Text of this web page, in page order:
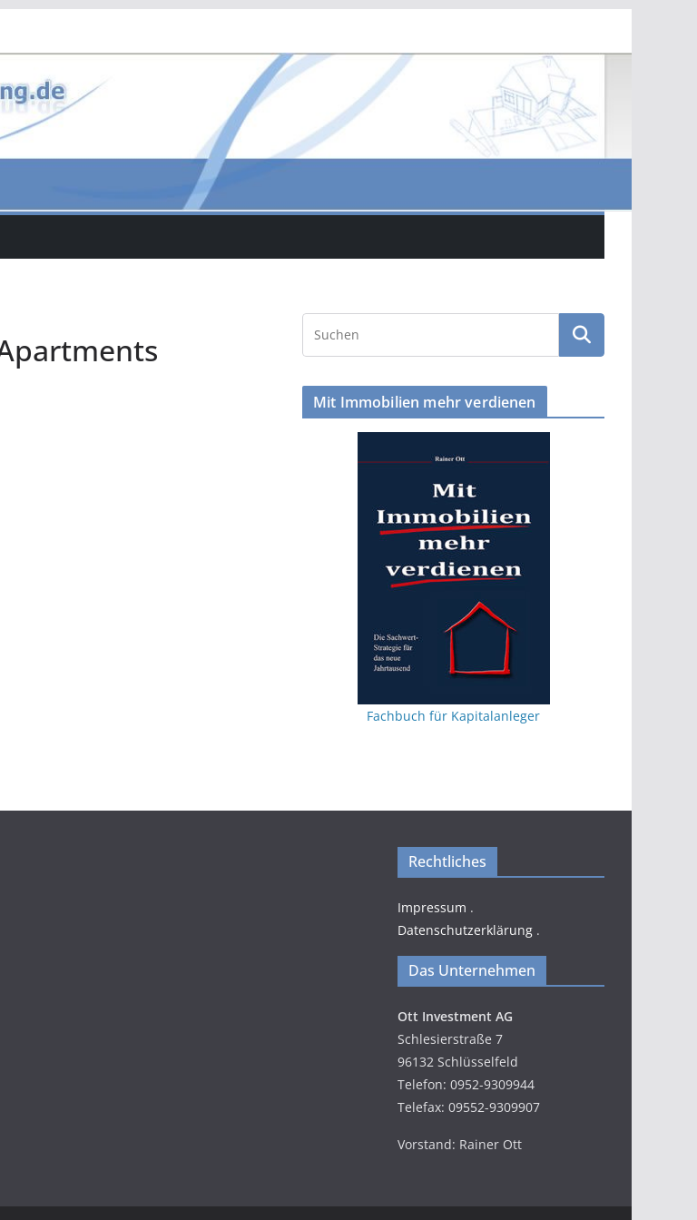
Mit Immobilien mehr verdienen
Fachbuch für Kapitalanleger
Rechtliches
Impressum .
Datenschutzerklärung .
Das Unternehmen
Ott Investment AG
Schlesierstraße 7
96132 Schlüsselfeld
Telefon: 0952-9309944
Telefax: 09552-9309907
Vorstand: Rainer Ott